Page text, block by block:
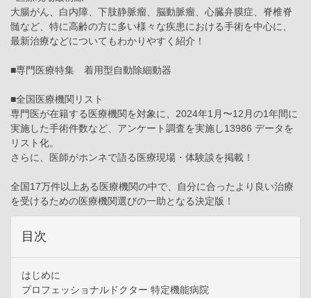
大腸がん、白内障、下肢静脈瘤、脳動脈瘤、心臓弁膜症、脊椎脊
髄など、特に高齢の方に多い様々な疾患における手術を中心に、
最新治療などについてもわかりやすく紹介！
■専門医療特集 着用型自動除細動器
■全国医療機関リスト
専門医が在籍する医療機関を対象に、2024年1月〜12月の1年間に
実施した手術件数など、アンケート調査を実施し13986 データを
リスト化。
さらに、医師がホンネで語る医療現場・体験談を掲載！
全国17万件以上ある医療機関の中で、自分に合ったより良い治療
を受けるための医療機関選びの一助となる決定版！
目次
はじめに
プロフェッショナルドクター 特定機能病院